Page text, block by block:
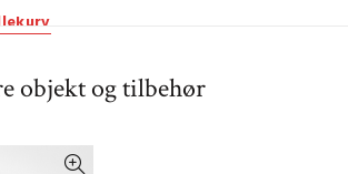
produktsiden
objekt og tilbehør